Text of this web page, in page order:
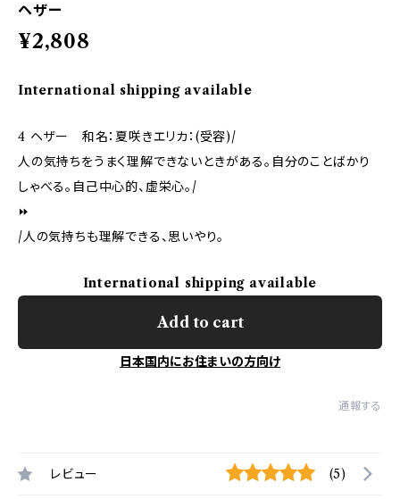
ヘザー
¥2,808
International shipping available
4 ヘザー 和名：夏咲きエリカ：(受容)/
人の気持ちをうまく理解できないときがある。自分のことばかり
しゃべる。自己中心的、虚栄心。/
⏩
/人の気持ちも理解できる、思いやり。
International shipping available
Add to cart
日本国内にお住まいの方向け
通報する
レビュー (5)